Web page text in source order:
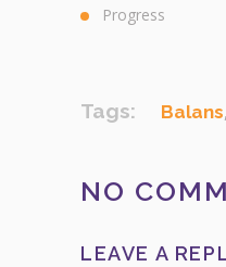
Progress
Tags: Balans,
NO
LEAVE A